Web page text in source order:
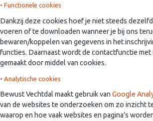
• Functionele cookies
Dankzij deze cookies hoef je niet steeds
voeren of te downloaden wanneer je bij ons
bewaren/koppelen van gegevens in het
functies. Daarnaast wordt de contactfunctie
gemaakt door middel van cookies.
• Analytische cookies
Bewust Vechtdal maakt gebruik van Google
van de websites te onderzoeken om zo inzicht
waarop en hoe vaak websites en pagina’s